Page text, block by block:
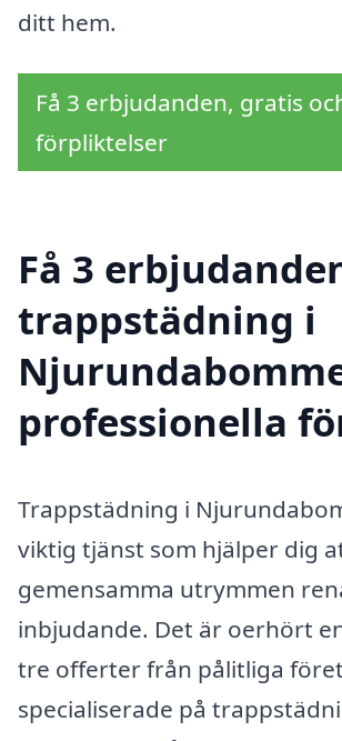
ditt hem.
Få 3 erbjudanden, gratis
förpliktelser
Få 3
trappstädning i
professionella
Trappstädning i
viktig tjänst som hjälper dig
gemensamma utrymmen
inbjudande. Det är oerhört
tre offerter från pålitliga
specialiserade på